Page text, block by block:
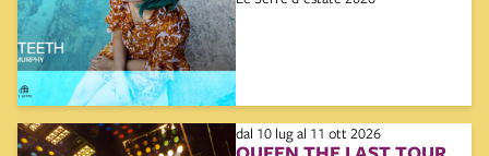
dal 10 lug al 11 ott 2026